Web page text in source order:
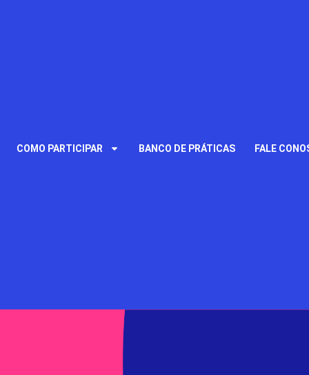
COMO PARTICIPAR BANCO DE PRÁTICAS FALE